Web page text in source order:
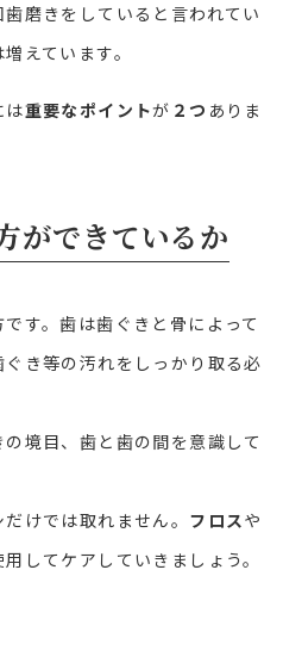
磨きをしていると言われてい
えています。
は重要なポイントが ２つ ありま
ができているか
す。歯は歯ぐきと骨によって
き等の汚れをしっかり取る必
境目、歯と歯の間を意識して
けでは取れません。 フロスや
してケアしていきましょう。